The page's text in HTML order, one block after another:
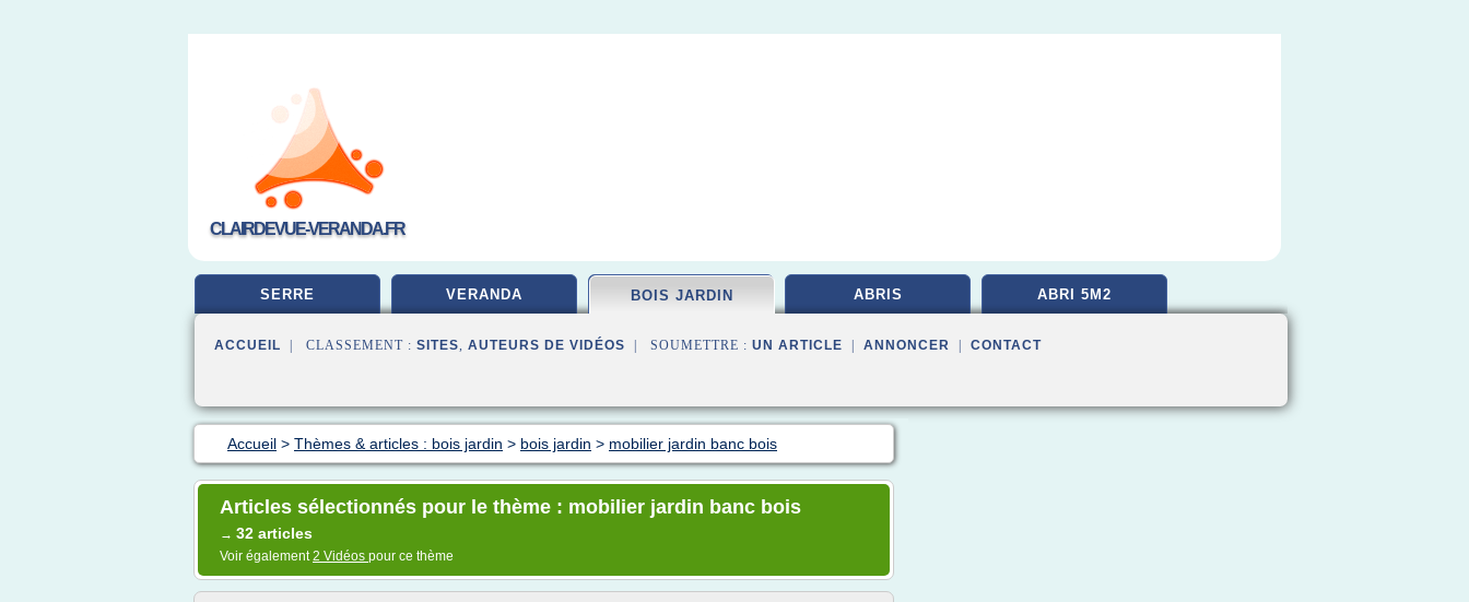
CLAIRDEVUE-VERANDA.FR
SERRE VERANDA BOIS JARDIN ABRIS ABRI 5M2
ACCUEIL | CLASSEMENT : SITES, AUTEURS DE VIDÉOS | SOUMETTRE : UN ARTICLE ANNONCER CONTACT
Accueil > Thèmes & articles : bois jardin > bois jardin > mobilier jardin banc bois
Articles sélectionnés pour le thème : mobilier jardin banc bois
→ 32 articles
Voir également2 Vidéos pour ce thème